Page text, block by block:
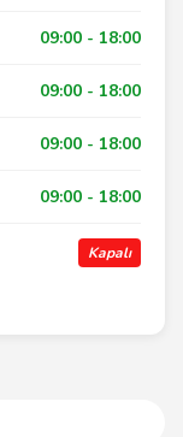
09:00 - 18:00
09:00 - 18:00
09:00 - 18:00
09:00 - 18:00
Kapalı